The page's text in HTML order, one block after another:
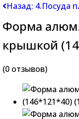
Назад: 4.Посуда
Форма
крышкой
(0 отзывов)